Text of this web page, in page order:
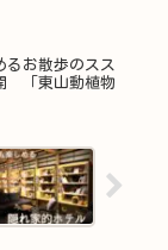
るお散歩のスス
「東山動植物